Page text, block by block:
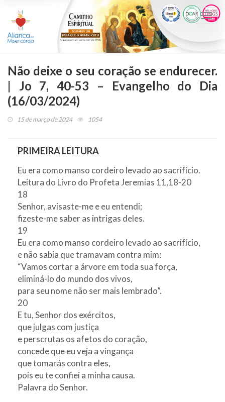
Não deixe o seu coração se endurecer.
| Jo 7, 40-53 – Evangelho do Dia
(16/03/2024)
15 de março de 2024 1054
PRIMEIRA LEITURA
Eu era como manso cordeiro levado ao sacrifício.
Leitura do Livro do Profeta Jeremias 11,18-20
18
Senhor, avisaste-me e eu entendi;
fizeste-me saber as intrigas deles.
19
Eu era como manso cordeiro levado ao sacrifício,
e não sabia que tramavam contra mim:
“Vamos cortar a árvore em toda sua força,
eliminá-lo do mundo dos vivos,
para seu nome não ser mais lembrado”.
20
E tu, Senhor dos exércitos,
que julgas com justiça
e perscrutas os afetos do coração,
concede que eu veja a vingança
que tomarás contra eles,
pois eu te confiei a minha causa.
Palavra do Senhor.